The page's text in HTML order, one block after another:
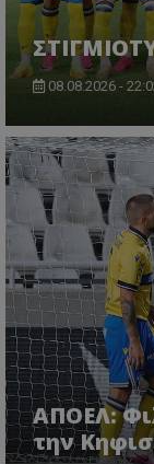
08.08.2026 -
ΑΠΟΕΛ:
την